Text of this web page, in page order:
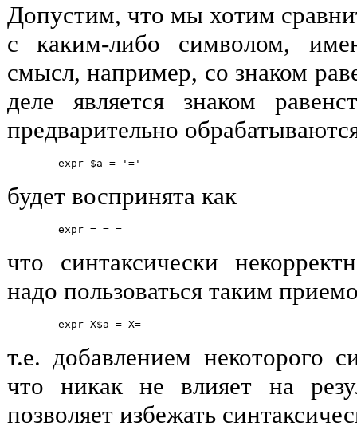
Допустим, что мы хотим
с каким-либо символом,
смысл, например, со знаком
деле является знаком
предварительно
будет воспринята как
        expr = = =
что синтаксически
надо пользоваться таким
        expr X$a = X=
т.е. добавлением некоторого
что никак не влияет на
позволяет избежать